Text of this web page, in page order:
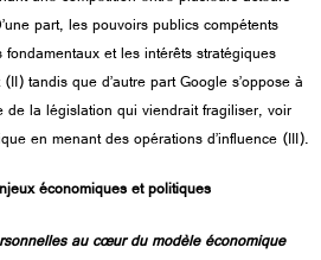
part, les pouvoirs publics compétents
et les intérêts stratégiques
tandis que d’autre part Google s’oppose à
de la législation qui viendrait fragiliser, voir
en menant des opérations d’influence (III).
économiques et politiques
au cœur du modèle économique